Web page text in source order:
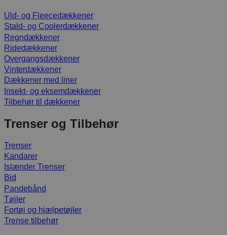
Uld- og Fleecedækkener
Stald- og Coolerdækkener
Regndækkener
Ridedækkener
Overgangsdækkener
Vinterdækkener
Dækkener med liner
Insekt- og eksemdækkener
Tilbehør til dækkener
Trenser og Tilbehør
Trenser
Kandarer
Islænder Trenser
Bid
Pandebånd
Tøjler
Fortøj og hjælpetøjler
Trense tilbehør